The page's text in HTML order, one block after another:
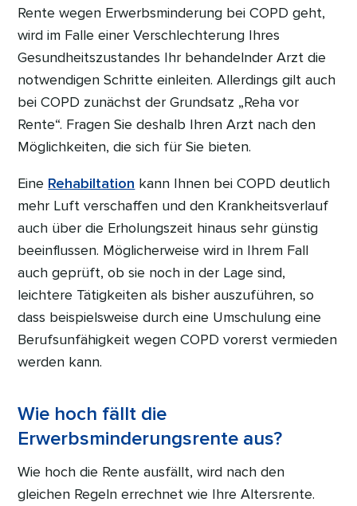
Rente wegen Erwerbsminderung bei COPD geht,
wird im Falle einer Verschlechterung Ihres
Gesundheitszustandes Ihr behandelnder Arzt die
notwendigen Schritte einleiten. Allerdings gilt auch
bei COPD zunächst der Grundsatz „Reha vor
Rente“. Fragen Sie deshalb Ihren Arzt nach den
Möglichkeiten, die sich für Sie bieten.
Eine Rehabiltation kann Ihnen bei COPD deutlich
mehr Luft verschaffen und den Krankheitsverlauf
auch über die Erholungszeit hinaus sehr günstig
beeinflussen. Möglicherweise wird in Ihrem Fall
auch geprüft, ob sie noch in der Lage sind,
leichtere Tätigkeiten als bisher auszuführen, so
dass beispielsweise durch eine Umschulung eine
Berufsunfähigkeit wegen COPD vorerst vermieden
werden kann.
Wie hoch fällt die
Erwerbsminderungsrente aus?
Wie hoch die Rente ausfällt, wird nach den
gleichen Regeln errechnet wie Ihre Altersrente.